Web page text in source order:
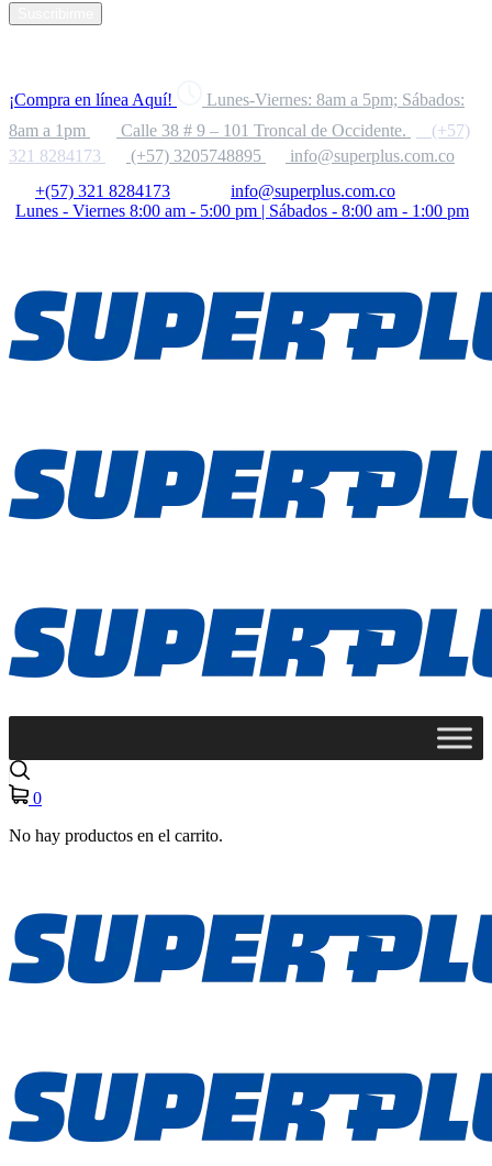
¡Compra en línea Aquí!
Lunes-Viernes: 8am a 5pm; Sábados:
8am a 1pm
Calle 38 # 9 – 101 Troncal de Occidente.
(+57)
321 8284173
(+57) 3205748895
info@superplus.com.co
+(57) 321 8284173
info@superplus.com.co
Lunes - Viernes 8:00 am - 5:00 pm | Sábados - 8:00 am - 1:00 pm
0
No hay productos en el carrito.